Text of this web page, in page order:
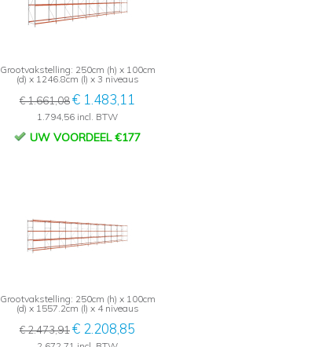
Grootvakstelling: 250cm (h) x 100cm
(d) x 1246.8cm (l) x 3 niveaus
€ 1.661,08€ 1.483,11
1.794,56 incl. BTW
UW VOORDEEL €177
Grootvakstelling: 250cm (h) x 100cm
(d) x 1557.2cm (l) x 4 niveaus
€ 2.473,91€ 2.208,85